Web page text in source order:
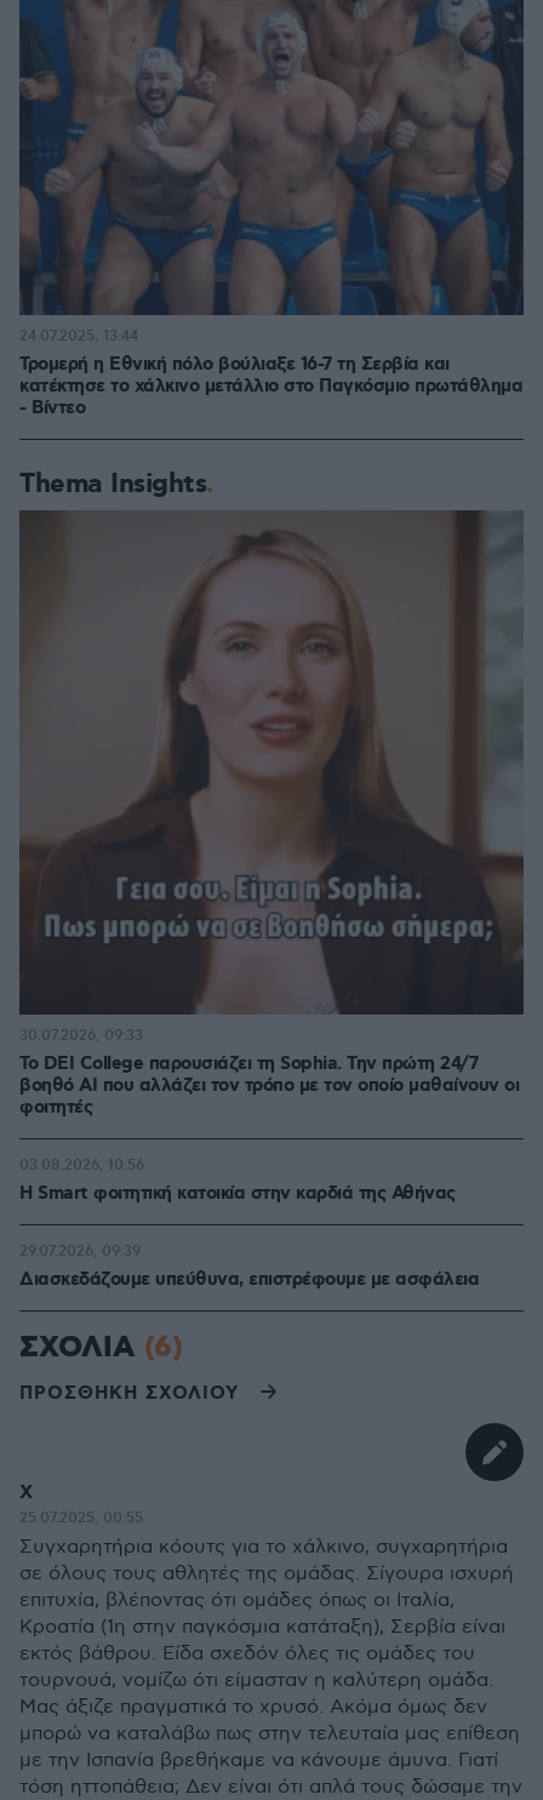
Τρομερή η Εθνική πόλο βούλιαξε 16-7 τη Σερβία και
κατέκτησε το χάλκινο μετάλλιο στο Παγκόσμιο πρωτάθλημα
- Βίντεο
24.07.2025, 13:44
Thema Insights
Το DEI College παρουσιάζει τη Sophia. Την πρώτη 24/7
βοηθό AI που αλλάζει τον τρόπο με τον οποίο μαθαίνουν οι
φοιτητές
30.07.2026, 09:33
Η Smart φοιτητική κατοικία στην καρδιά της Αθήνας
03.08.2026, 10:56
Διασκεδάζουμε υπεύθυνα, επιστρέφουμε με ασφάλεια
29.07.2026, 09:39
ΣΧΟΛΙΑ (6)
ΠΡΟΣΘΗΚΗ ΣΧΟΛΙΟΥ
Χ
25.07.2025, 00:55
Συγχαρητήρια κόουτς για το χάλκινο, συγχαρητήρια
σε όλους τους αθλητές της ομάδας. Σίγουρα ισχυρή
επιτυχία, βλέποντας ότι ομάδες όπως οι Ιταλία,
Κροατία (1η στην παγκόσμια κατάταξη), Σερβία είναι
εκτός βάθρου. Είδα σχεδόν όλες τις ομάδες του
τουρνουά, νομίζω ότι είμασταν η καλύτερη ομάδα.
Μας άξιζε πραγματικά το χρυσό. Ακόμα όμως δεν
μπορώ να καταλάβω πως στην τελευταία μας επίθεση
με την Ισπανία βρεθήκαμε να κάνουμε άμυνα. Γιατί
τόση ηττοπάθεια; Δεν είναι ότι απλά τους δώσαμε την